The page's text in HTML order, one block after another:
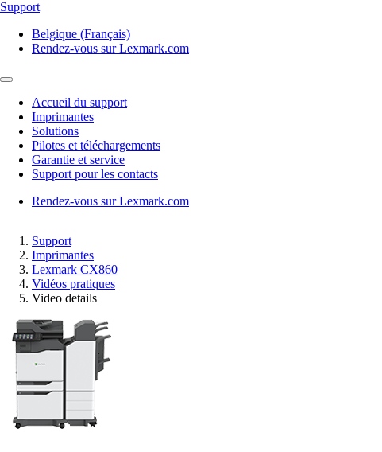
Support
Belgique (Français)
Rendez-vous sur Lexmark.com
Accueil du support
Imprimantes
Solutions
Pilotes et téléchargements
Garantie et service
Support pour les contacts
Rendez-vous sur Lexmark.com
Support
Imprimantes
Lexmark CX860
Vidéos pratiques
Video details